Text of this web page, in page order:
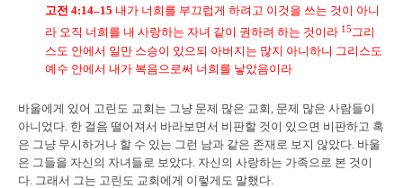
고전 4:14–15 내가 너희를 부끄럽게 하려고 이것을 쓰는 것이 아니
라 오직 너희를 내 사랑하는 자녀 같이 권하려 하는 것이라 15그리
스도 안에서 일만 스승이 있으되 아버지는 많지 아니하니 그리스도
예수 안에서 내가 복음으로써 너희를 낳았음이라
바울에게 있어 고린도 교회는 그냥 문제 많은 교회, 문제 많은 사람들이
아니었다. 한 걸음 떨어져서 바라보면서 비판할 것이 있으면 비판하고 혹
은 그냥 무시하거나 할 수 있는 그런 남과 같은 존재로 보지 않았다. 바울
은 그들을 자신의 자녀들로 보았다. 자신의 사랑하는 가족으로 본 것이
다. 그래서 그는 고린도 교회에게 이렇게도 말했다.